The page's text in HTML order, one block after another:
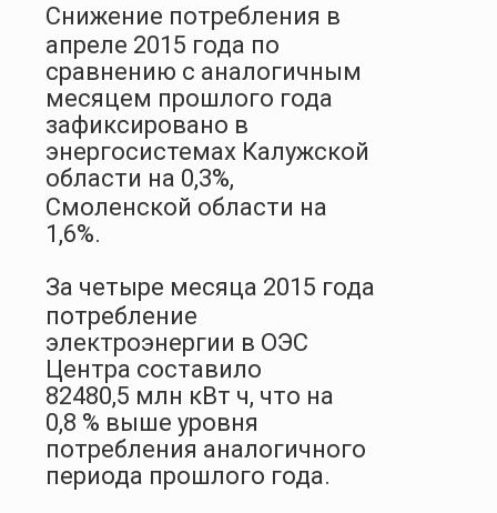
Снижение потребления в
апреле 2015 года по
сравнению с аналогичным
месяцем прошлого года
зафиксировано в
энергосистемах Калужской
области на 0,3%,
Смоленской области на
1,6%.
За четыре месяца 2015 года
потребление
электроэнергии в ОЭС
Центра составило
82480,5 млн кВт ч, что на
0,8 % выше уровня
потребления аналогичного
периода прошлого года.